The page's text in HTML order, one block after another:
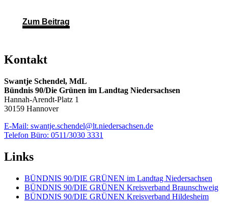
Zum Beitrag
Kontakt
Swantje Schendel, MdL
Bündnis 90/Die Grünen im Landtag Niedersachsen
Hannah-Arendt-Platz 1
30159 Hannover
E-Mail: swantje.schendel@lt.niedersachsen.de
Telefon Büro: 0511/3030 3331
Links
BÜNDNIS 90/DIE GRÜNEN im Landtag Niedersachsen
BÜNDNIS 90/DIE GRÜNEN Kreisverband Braunschweig
BÜNDNIS 90/DIE GRÜNEN Kreisverband Hildesheim